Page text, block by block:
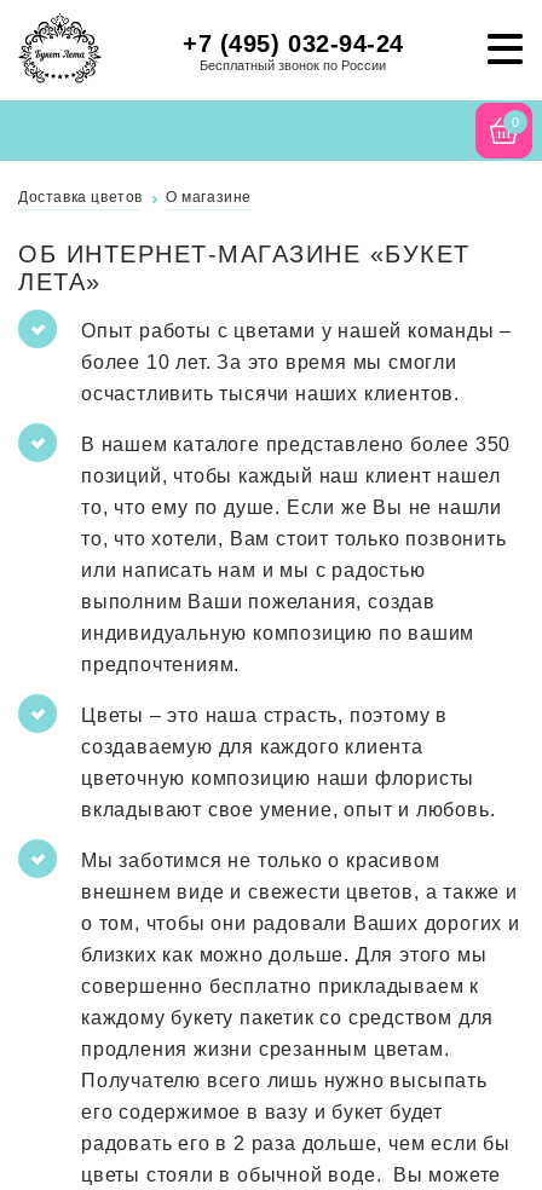
+7 (495) 032-94-24
Бесплатный звонок по России
0
Доставка цветов О магазине
ОБ ИНТЕРНЕТ-МАГАЗИНЕ «БУКЕТ
ЛЕТА»
Опыт работы с цветами у нашей команды –
более 10 лет. За это время мы смогли
осчастливить тысячи наших клиентов.
В нашем каталоге представлено более 350
позиций, чтобы каждый наш клиент нашел
то, что ему по душе. Если же Вы не нашли
то, что хотели, Вам стоит только позвонить
или написать нам и мы с радостью
выполним Ваши пожелания, создав
индивидуальную композицию по вашим
предпочтениям.
Цветы – это наша страсть, поэтому в
создаваемую для каждого клиента
цветочную композицию наши флористы
вкладывают свое умение, опыт и любовь.
Мы заботимся не только о красивом
внешнем виде и свежести цветов, а также и
о том, чтобы они радовали Ваших дорогих и
близких как можно дольше. Для этого мы
совершенно бесплатно прикладываем к
каждому букету пакетик со средством для
продления жизни срезанным цветам.
Получателю всего лишь нужно высыпать
его содержимое в вазу и букет будет
радовать его в 2 раза дольше, чем если бы
цветы стояли в обычной воде. Вы можете